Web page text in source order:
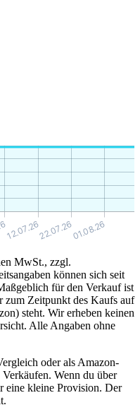
MwSt., zzgl.
können sich seit
für den Verkauf ist
zum Zeitpunkt des Kaufs auf
steht. Wir erheben keinen
Alle Angaben ohne
oder als Amazon-
Wenn du über
eine kleine Provision. Der